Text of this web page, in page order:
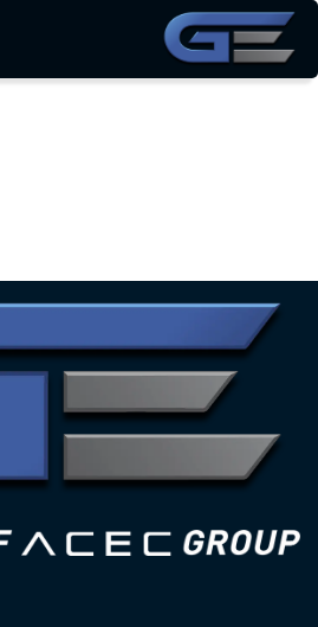
تخطي للذهاب إلى المحتوى